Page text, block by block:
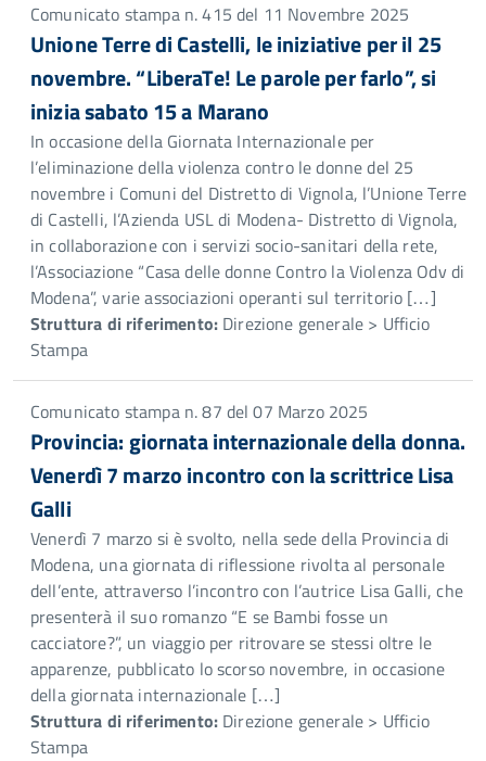
Comunicato stampa n. 415 del 11 Novembre 2025
Unione Terre di Castelli, le iniziative per il 25
novembre. “LiberaTe! Le parole per farlo”, si
inizia sabato 15 a Marano
In occasione della Giornata Internazionale per
l’eliminazione della violenza contro le donne del 25
novembre i Comuni del Distretto di Vignola, l’Unione Terre
di Castelli, l’Azienda USL di Modena- Distretto di Vignola,
in collaborazione con i servizi socio-sanitari della rete,
l’Associazione “Casa delle donne Contro la Violenza Odv di
Modena”, varie associazioni operanti sul territorio […]
Struttura di riferimento: Direzione generale > Ufficio
Stampa
Comunicato stampa n. 87 del 07 Marzo 2025
Provincia: giornata internazionale della donna.
Venerdì 7 marzo incontro con la scrittrice Lisa
Galli
Venerdì 7 marzo si è svolto, nella sede della Provincia di
Modena, una giornata di riflessione rivolta al personale
dell’ente, attraverso l’incontro con l’autrice Lisa Galli, che
presenterà il suo romanzo “E se Bambi fosse un
cacciatore?”, un viaggio per ritrovare se stessi oltre le
apparenze, pubblicato lo scorso novembre, in occasione
della giornata internazionale […]
Struttura di riferimento: Direzione generale > Ufficio
Stampa